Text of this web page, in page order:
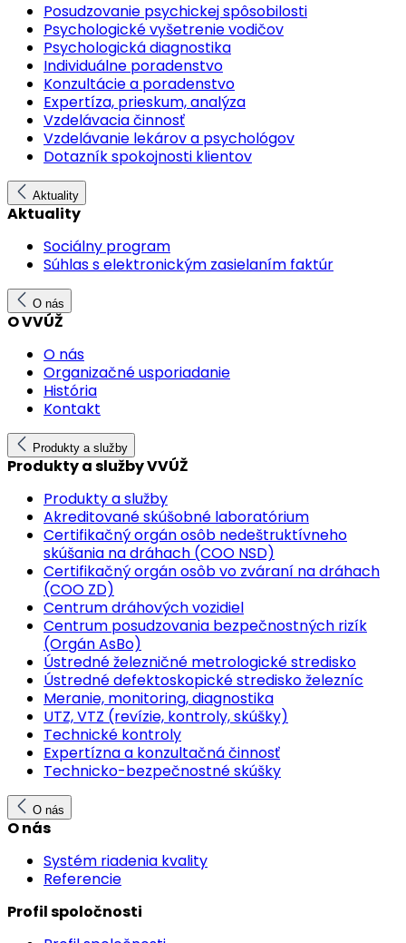
Posudzovanie psychickej spôsobilosti
Psychologické vyšetrenie vodičov
Psychologická diagnostika
Individuálne poradenstvo
Konzultácie a poradenstvo
Expertíza, prieskum, analýza
Vzdelávacia činnosť
Vzdelávanie lekárov a psychológov
Dotazník spokojnosti klientov
Aktuality
Aktuality
Sociálny program
Súhlas s elektronickým zasielaním faktúr
O nás
O VVÚŽ
O nás
Organizačné usporiadanie
História
Kontakt
Produkty a služby
Produkty a služby VVÚŽ
Produkty a služby
Akreditované skúšobné laboratórium
Certifikačný orgán osôb nedeštruktívneho
skúšania na dráhach (COO NSD)
Certifikačný orgán osôb vo zváraní na dráhach
(COO ZD)
Centrum dráhových vozidiel
Centrum posudzovania bezpečnostných rizík
(Orgán AsBo)
Ústredné železničné metrologické stredisko
Ústredné defektoskopické stredisko železníc
Meranie, monitoring, diagnostika
UTZ, VTZ (revízie, kontroly, skúšky)
Technické kontroly
Expertízna a konzultačná činnosť
Technicko-bezpečnostné skúšky
O nás
O nás
Systém riadenia kvality
Referencie
Profil spoločnosti